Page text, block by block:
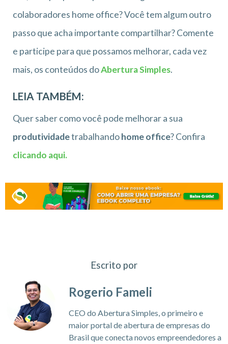
colaboradores home office? Você tem algum outro
passo que acha importante compartilhar? Comente
e participe para que possamos melhorar, cada vez
mais, os conteúdos doAbertura Simples.
LEIA TAMBÉM:
Quer saber como você pode melhorar a sua
produtividadetrabalhandohome office? Confira
clicando aqui.
Escrito por
Rogerio Fameli
CEO do Abertura Simples, o primeiro e
maior portal de abertura de empresas do
Brasil que conecta novos empreendedores a